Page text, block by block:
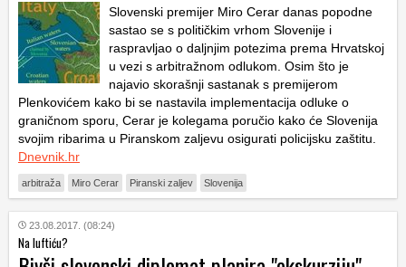
Slovenski premijer Miro Cerar danas popodne
sastao se s političkim vrhom Slovenije i
raspravljao o daljnjim potezima prema Hrvatskoj
u vezi s arbitražnom odlukom. Osim što je
najavio skorašnji sastanak s premijerom
Plenkovićem kako bi se nastavila implementacija odluke o
graničnom sporu, Cerar je kolegama poručio kako će Slovenija
svojim ribarima u Piranskom zaljevu osigurati policijsku zaštitu.
Dnevnik.hr
arbitraža Miro Cerar Piranski zaljev Slovenija
23.08.2017. (08:24)
Na luftiću?